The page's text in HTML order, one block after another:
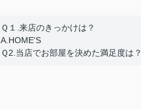
Ｑ１.来店のきっかけは？
A.HOME'S
Ｑ2.当店でお部屋を決めた満足度は？